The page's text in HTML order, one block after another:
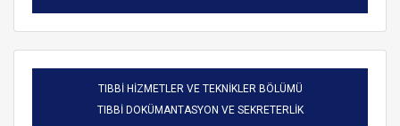
TIBBİ HİZMETLER VE TEKNİKLER BÖLÜMÜ
TIBBİ DOKÜMANTASYON VE SEKRETERLİK